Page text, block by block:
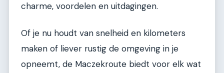
charme, voordelen en uitdagingen.
Of je nu houdt van snelheid en kilometers
maken of liever rustig de omgeving in je
opneemt, de Maczekroute biedt voor elk wat